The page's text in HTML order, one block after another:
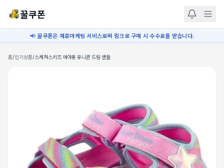
꿀쿠폰
📢 꿀쿠폰은 제휴마케팅 서비스로써 링크로 구매 시 수수료를 받습니다.
홈/인기상품/스케쳐스키즈 여아용 유니콘 드림 샌들